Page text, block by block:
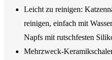
Leicht zu reinigen:
reinigen, einfach mit
Napfs mit rutschfesten
Mehrzweck-